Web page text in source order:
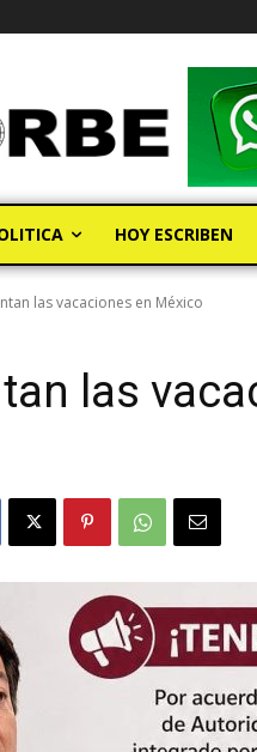
HOY ESCRIBEN
las vacaciones en México
las